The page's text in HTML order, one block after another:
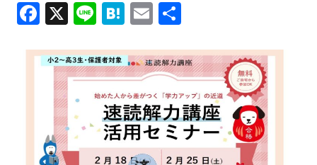
Facebook
X LineHatena
Email